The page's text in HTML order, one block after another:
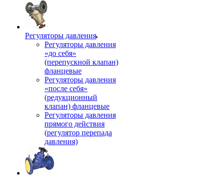
Регуляторы давления
Регуляторы давления
«до себя»
(перепускной клапан)
фланцевые
Регуляторы давления
«после себя»
(редукционный
клапан) фланцевые
Регуляторы давления
прямого действия
(регулятор перепада
давления)